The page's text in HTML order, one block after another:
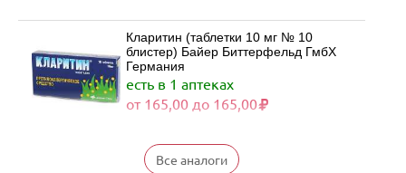
Кларитин (таблетки 10 мг № 10
блистер) Байер Биттерфельд ГмбХ
Германия
есть в 1 аптеках
от 165,00 до 165,00
Кларитин (таблетки 10 мг № 30
блистер) Байер Биттерфельд ГмбХ
Все аналоги